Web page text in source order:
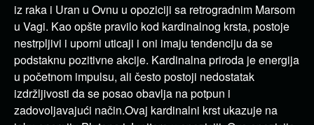
iz raka i Uran u Ovnu u opoziciji sa retrogradnim Marsom
u Vagi. Kao opšte pravilo kod kardinalnog krsta, postoje
nestrpljivi i uporni uticaji i oni imaju tendenciju da se
podstaknu pozitivne akcije. Kardinalna priroda je energija
u početnom impulsu, ali često postoji nedostatak
izdržljivosti da se posao obavlja na potpun i
zadovoljavajući način.Ovaj kardinalni krst ukazuje na